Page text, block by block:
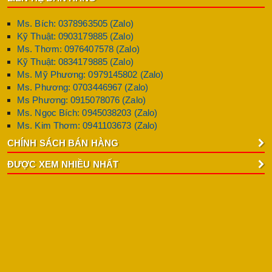
Ms. Bích: 0378963505 (Zalo)
Kỹ Thuật: 0903179885 (Zalo)
Ms. Thơm: 0976407578 (Zalo)
Kỹ Thuật: 0834179885 (Zalo)
Ms. Mỹ Phương: 0979145802 (Zalo)
Ms. Phương: 0703446967 (Zalo)
Ms Phương: 0915078076 (Zalo)
Ms. Ngọc Bích: 0945038203 (Zalo)
Ms. Kim Thơm: 0941103673 (Zalo)
CHÍNH SÁCH BÁN HÀNG
ĐƯỢC XEM NHIỀU NHẤT